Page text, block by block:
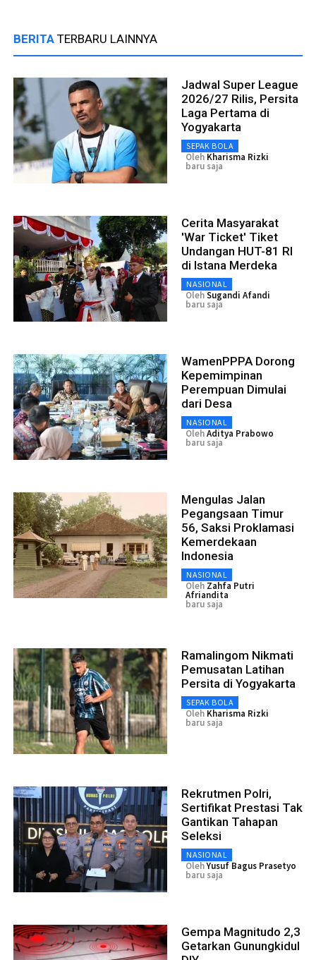
BERITA TERBARU LAINNYA
Jadwal Super League
2026/27 Rilis, Persita
Laga Pertama di
Yogyakarta
SEPAK BOLA
Oleh Kharisma Rizki
baru saja
Cerita Masyarakat
'War Ticket' Tiket
Undangan HUT-81 RI
di Istana Merdeka
NASIONAL
OlehSugandi Afandi
baru saja
WamenPPPA Dorong
Kepemimpinan
Perempuan Dimulai
dari Desa
NASIONAL
OlehAditya Prabowo
baru saja
Mengulas Jalan
Pegangsaan Timur
56, Saksi Proklamasi
Kemerdekaan
Indonesia
NASIONAL
Oleh Zahfa Putri
Afriandita
baru saja
Ramalingom Nikmati
Pemusatan Latihan
Persita di Yogyakarta
SEPAK BOLA
Oleh Kharisma Rizki
baru saja
Rekrutmen Polri,
Sertifikat Prestasi Tak
Gantikan Tahapan
Seleksi
NASIONAL
OlehYusuf Bagus Prasetyo
baru saja
Gempa Magnitudo 2,3
Getarkan Gunungkidul